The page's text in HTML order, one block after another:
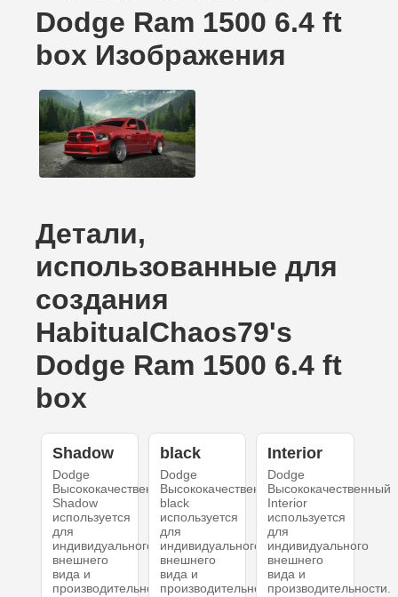
Dodge Ram 1500 6.4 ft
box Изображения
Детали,
использованные для
создания
HabitualChaos79's
Dodge Ram 1500 6.4 ft
box
Shadow
Dodge
Высококачественный
Shadow
используется
для
индивидуального
внешнего
вида и
производительности.
black
Dodge
Высококачественный
black
используется
для
индивидуального
внешнего
вида и
производительности.
Interior
Dodge
Высококачественный
Interior
используется
для
индивидуального
внешнего
вида и
производительности.